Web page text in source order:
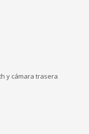
y cámara trasera